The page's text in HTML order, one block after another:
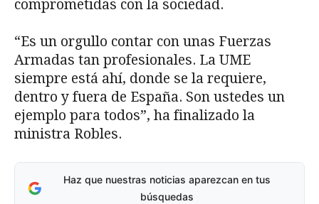
comprometidas con la sociedad.
“Es un orgullo contar con unas Fuerzas
Armadas tan profesionales. La UME
siempre está ahí, donde se la requiere,
dentro y fuera de España. Son ustedes un
ejemplo para todos”, ha finalizado la
ministra Robles.
Haz que nuestras noticias aparezcan en tus
búsquedas